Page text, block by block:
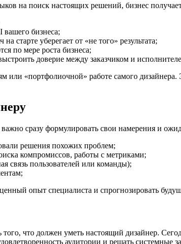
на поиск настоящих решений, бизнес
бизнеса;
старте уберегает от «не того» результата;
по мере роста бизнеса;
доверие между заказчиком и
«портфолиочной» работе самого
сразу формулировать свои намерения и
решения похожих проблем;
компромиссов, работы с метриками;
связь пользователей или команды);
опыт специалиста и спрогнозировать
что должен уметь настоящий дизайнер.
аудитории и решать